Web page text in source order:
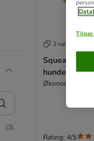
(3)
2 varianter
Squeaky Ball
hundelegetøj
Økonomipakke:
Rating: 4/5